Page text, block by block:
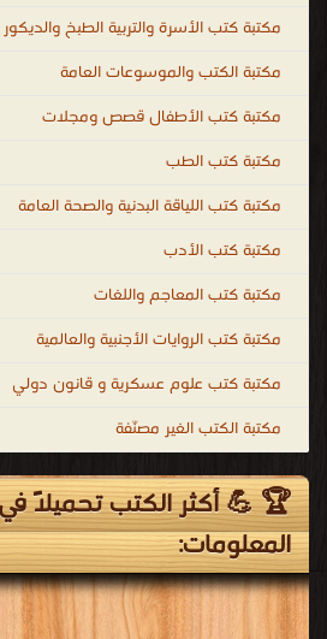
مكتبة كتب الأسرة والتربية الطبخ والديكور
مكتبة الكتب والموسوعات العامة
مكتبة كتب الأطفال قصص ومجلات
مكتبة كتب الطب
مكتبة كتب اللياقة البدنية والصحة العامة
مكتبة كتب الأدب
مكتبة كتب المعاجم واللغات
مكتبة كتب الروايات الأجنبية والعالمية
مكتبة كتب علوم عسكرية و قانون دولي
مكتبة الكتب الغير مصنّفة
🏆 💪 أكثر الكتب تحميلاً
المعلومات: